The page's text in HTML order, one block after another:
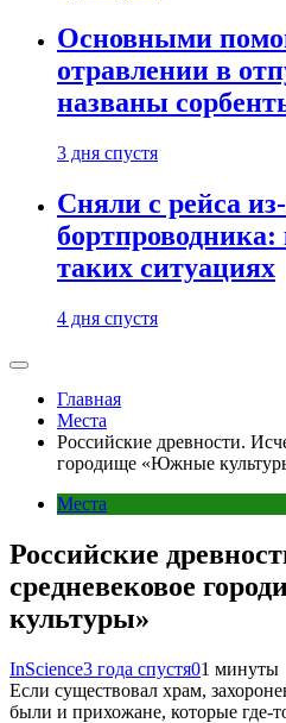
Основными
отравлении в
названы
3 дня спустя
Сняли с рейса
бортпроводника:
таких ситуациях
4 дня спустя
Главная
Места
Российские древности.
городище «Южные
Места
Российские
средневековое
культуры»
InScience3 года спустя01 минуты
Если существовал храм,
были и прихожане, которые где-